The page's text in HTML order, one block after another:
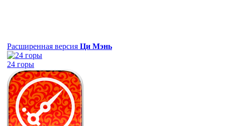
Расширенная версия Ци Мэнь
24 горы